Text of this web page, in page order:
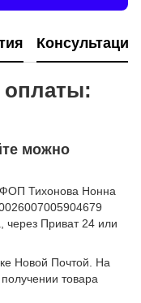
Консультация
оплаты:
можно
Тихонова Нонна
Приват 24 или
Новой Почтой. На
товара